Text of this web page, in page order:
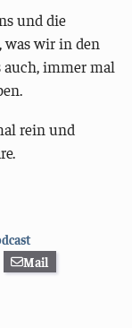
und die
was wir in den
auch, immer mal
rein und
Mail